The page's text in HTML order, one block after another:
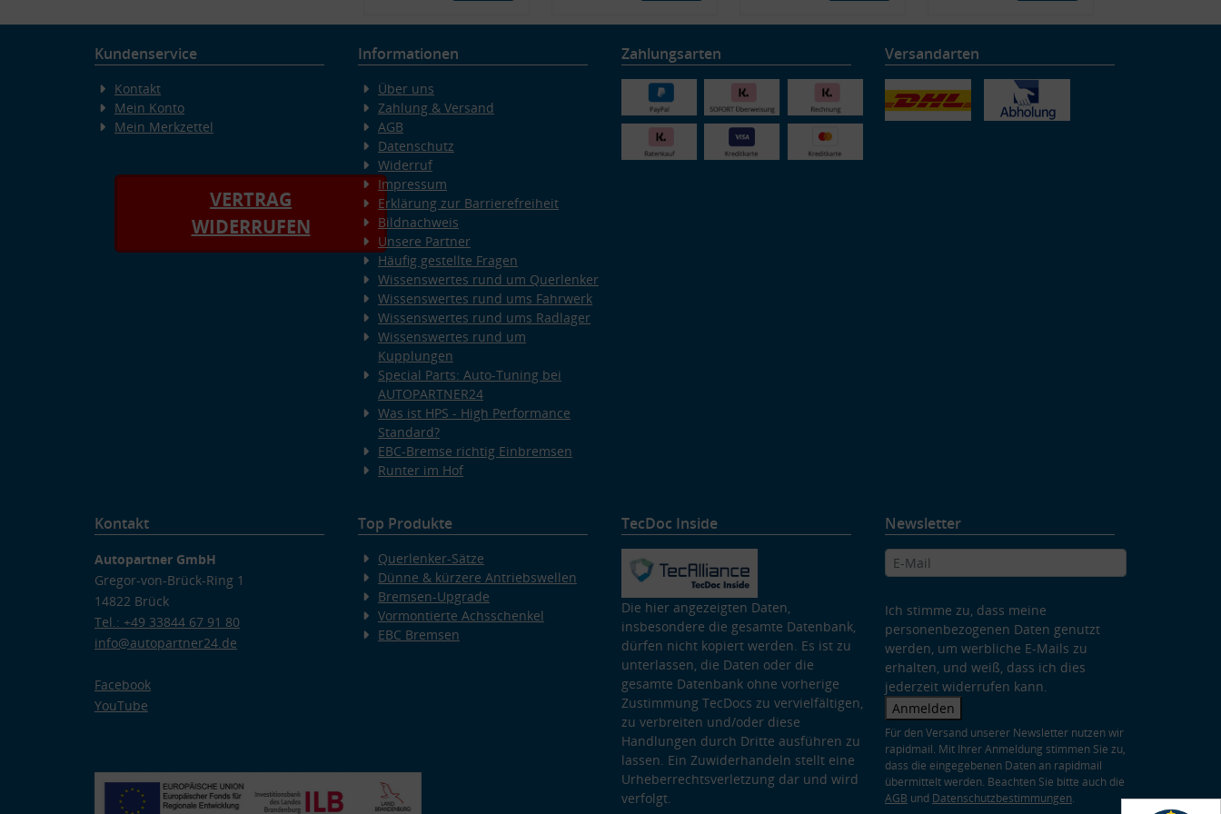
Kundenservice
Kontakt
Mein Konto
Mein Merkzettel
VERTRAG
WIDERRUFEN
Informationen
Über uns
Zahlung & Versand
AGB
Datenschutz
Widerruf
Impressum
Erklärung zur Barrierefreiheit
Bildnachweis
Unsere Partner
Häufig gestellte Fragen
Wissenswertes rund um Querlenker
Wissenswertes rund ums Fahrwerk
Wissenswertes rund ums Radlager
Wissenswertes rund um
Kupplungen
Special Parts: Auto-Tuning bei
AUTOPARTNER24
Was ist HPS - High Performance
Standard?
EBC-Bremse richtig Einbremsen
Runter im Hof
Zahlungsarten Versandarten
Kontakt
Autopartner GmbH
Gregor-von-Brück-Ring 1
14822 Brück
Tel.: +49 33844 67 91 80
info@autopartner24.de
Facebook
YouTube
Top Produkte
Querlenker-Sätze
Dünne & kürzere Antriebswellen
Bremsen-Upgrade
Vormontierte Achsschenkel
EBC Bremsen
TecDoc Inside
Die hier angezeigten Daten,
insbesondere die gesamte Datenbank,
dürfen nicht kopiert werden. Es ist zu
unterlassen, die Daten oder die
gesamte Datenbank ohne vorherige
Zustimmung TecDocs zu vervielfältigen,
zu verbreiten und/oder diese
Handlungen durch Dritte ausführen zu
lassen. Ein Zuwiderhandeln stellt eine
Urheberrechtsverletzung dar und wird
verfolgt.
Newsletter
Ich stimme zu, dass meine
personenbezogenen Daten genutzt
werden, um werbliche E-Mails zu
erhalten, und weiß, dass ich dies
jederzeit widerrufen kann.
Anmelden
Für den Versand unserer Newsletter nutzen wir
rapidmail. Mit Ihrer Anmeldung stimmen Sie zu,
dass die eingegebenen Daten an rapidmail
übermittelt werden. Beachten Sie bitte auch die
AGB und Datenschutzbestimmungen.